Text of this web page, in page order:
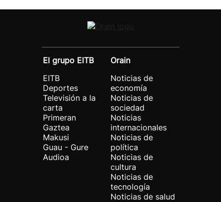
El grupo EITB
EITB
Deportes
Televisión a la
carta
Primeran
Gaztea
Makusi
Guau - Gure
Audioa
Orain
Noticias de
economía
Noticias de
sociedad
Noticias
internacionales
Noticias de
política
Noticias de
cultura
Noticias de
tecnología
Noticias de salud